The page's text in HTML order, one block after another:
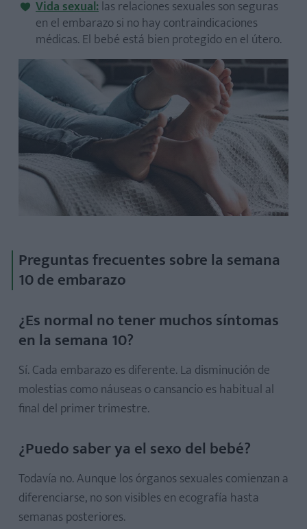
Vida sexual:las relaciones sexuales son seguras
en el embarazo si no hay contraindicaciones
médicas. El bebé está bien protegido en el útero.
Preguntas frecuentes sobre la semana
10 de embarazo
¿Es normal no tener muchos síntomas
en la semana 10?
Sí. Cada embarazo es diferente. La disminución de
molestias como náuseas o cansancio es habitual al
final del primer trimestre.
¿Puedo saber ya el sexo del bebé?
Todavía no. Aunque los órganos sexuales comienzan a
diferenciarse, no son visibles en ecografía hasta
semanas posteriores.